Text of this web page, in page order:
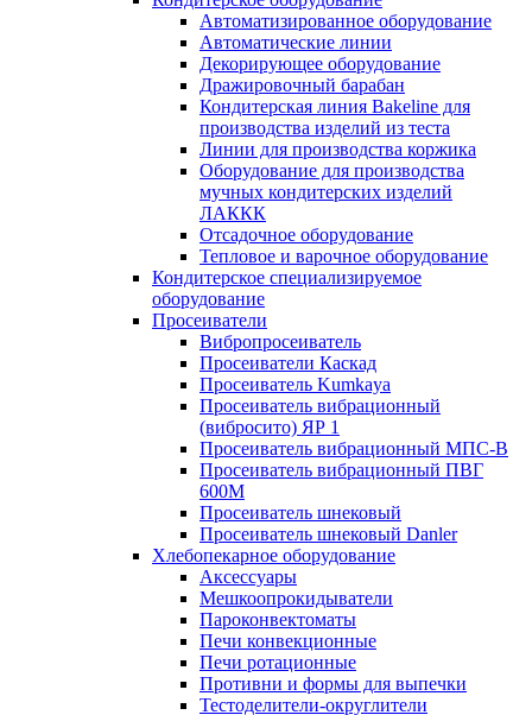
Автоматизированное оборудование
Автоматические линии
Декорирующее оборудование
Дражировочный барабан
Кондитерская линия Bakeline для
производства изделий из теста
Линии для производства коржика
Оборудование для производства
мучных кондитерских изделий
ЛАККК
Отсадочное оборудование
Тепловое и варочное оборудование
Кондитерское специализируемое
оборудование
Просеиватели
Вибропросеиватель
Просеиватели Каскад
Просеиватель Kumkaya
Просеиватель вибрационный
(вибросито) ЯР 1
Просеиватель вибрационный МПС-В
Просеиватель вибрационный ПВГ
600М
Просеиватель шнековый
Просеиватель шнековый Danler
Хлебопекарное оборудование
Аксессуары
Мешкоопрокидыватели
Пароконвектоматы
Печи конвекционные
Печи ротационные
Противни и формы для выпечки
Тестоделители-округлители